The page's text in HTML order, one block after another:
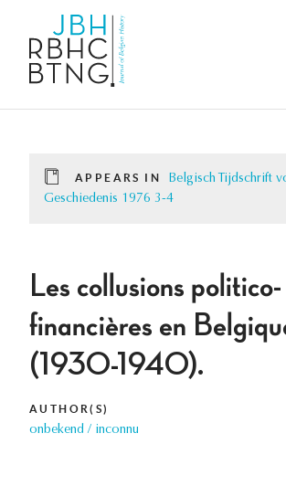
APPEARS IN
Belgisch Tijdschrift
Geschiedenis 1976 3-4
Les collusions politico-
financières en
(1930-1940).
AUTHOR(S)
onbekend / inconnu